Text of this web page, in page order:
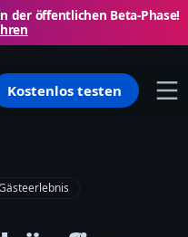
der öffentlichen Beta-Phase!
Kostenlos testen